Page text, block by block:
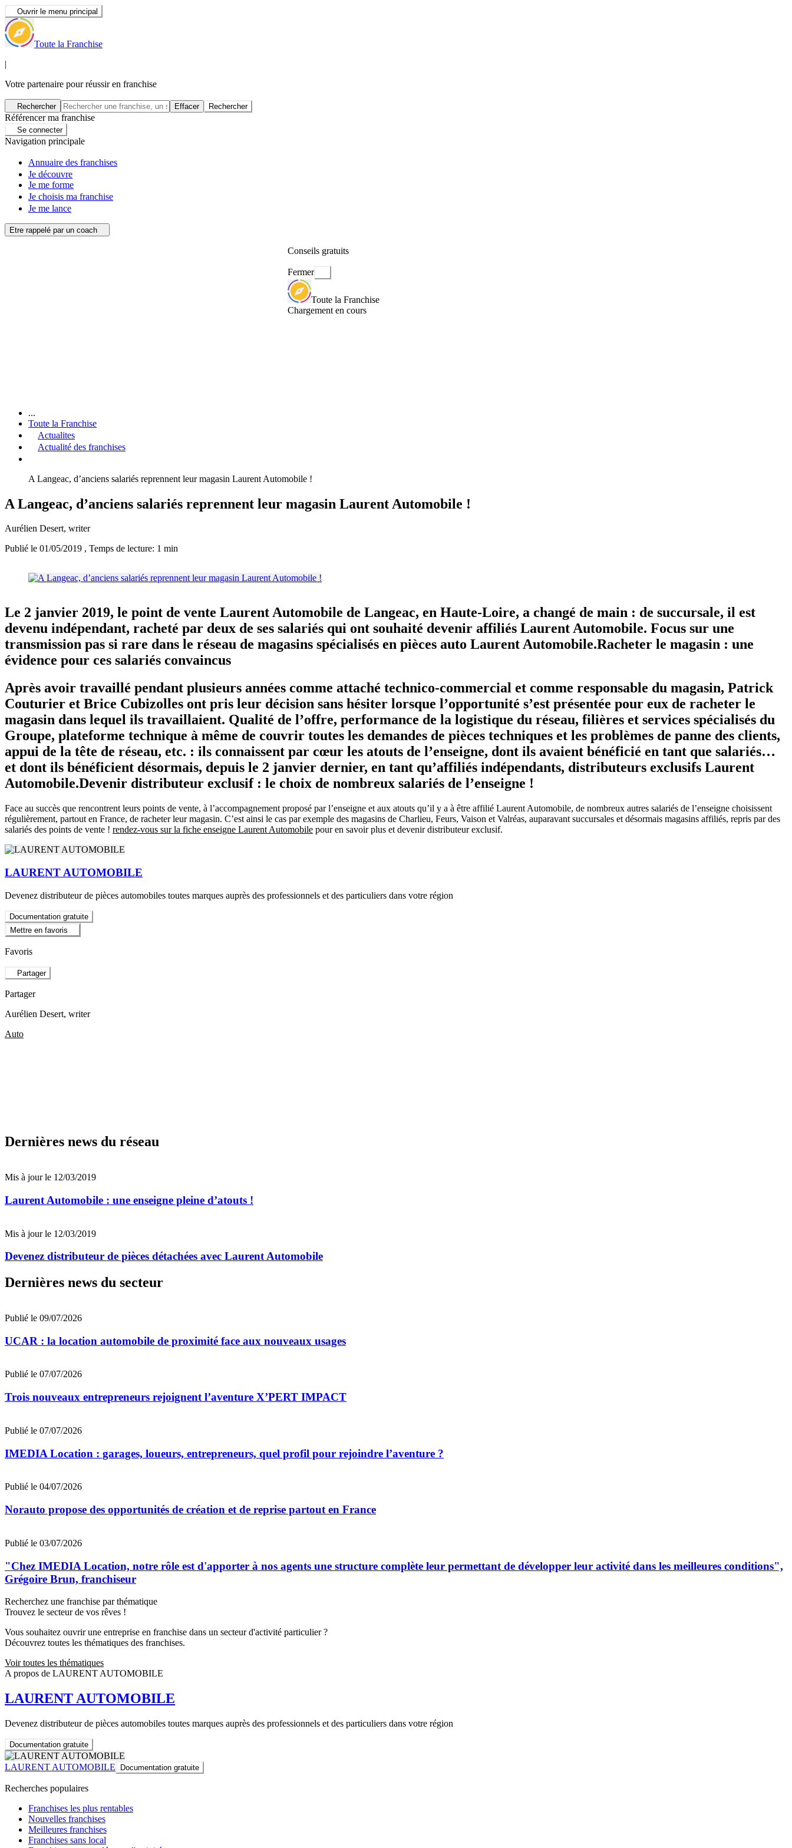
Ouvrir le menu principal
Toute la Franchise
|
Votre partenaire pour réussir en franchise
Rechercher Effacer Rechercher
Référencer ma franchise
Se connecter
Navigation principale
Annuaire des franchises
Je découvre
Je me forme
Je choisis ma franchise
Je me lance
Etre rappelé par un coach
Conseils gratuits
Fermer
Toute la Franchise
Chargement en cours
...
Toute la Franchise
Actualites
Actualité des franchises
A Langeac, d’anciens salariés reprennent leur magasin Laurent Automobile !
A Langeac, d’anciens salariés reprennent leur magasin Laurent Automobile !
Aurélien Desert, writer
Publié le 01/05/2019 , Temps de lecture: 1 min
Le 2 janvier 2019, le point de vente Laurent Automobile de Langeac, en Haute-Loire, a changé de main : de succursale, il est
devenu indépendant, racheté par deux de ses salariés qui ont souhaité devenir affiliés Laurent Automobile. Focus sur une
transmission pas si rare dans le réseau de magasins spécialisés en pièces auto Laurent Automobile.Racheter le magasin : une
évidence pour ces salariés convaincus
Après avoir travaillé pendant plusieurs années comme attaché technico-commercial et comme responsable du magasin, Patrick
Couturier et Brice Cubizolles ont pris leur décision sans hésiter lorsque l’opportunité s’est présentée pour eux de racheter le
magasin dans lequel ils travaillaient. Qualité de l’offre, performance de la logistique du réseau, filières et services spécialisés du
Groupe, plateforme technique à même de couvrir toutes les demandes de pièces techniques et les problèmes de panne des clients,
appui de la tête de réseau, etc. : ils connaissent par cœur les atouts de l’enseigne, dont ils avaient bénéficié en tant que salariés…
et dont ils bénéficient désormais, depuis le 2 janvier dernier, en tant qu’affiliés indépendants, distributeurs exclusifs Laurent
Automobile.Devenir distributeur exclusif : le choix de nombreux salariés de l’enseigne !
Face au succès que rencontrent leurs points de vente, à l’accompagnement proposé par l’enseigne et aux atouts qu’il y a à être affilié Laurent Automobile, de nombreux autres salariés de l’enseigne choisissent
régulièrement, partout en France, de racheter leur magasin. C’est ainsi le cas par exemple des magasins de Charlieu, Feurs, Vaison et Valréas, auparavant succursales et désormais magasins affiliés, repris par des
salariés des points de vente ! rendez-vous sur la fiche enseigne Laurent Automobile pour en savoir plus et devenir distributeur exclusif.
LAURENT AUTOMOBILE
Devenez distributeur de pièces automobiles toutes marques auprès des professionnels et des particuliers dans votre région
Documentation gratuite
Mettre en favoris
Favoris
Partager
Partager
Aurélien Desert, writer
Auto
Dernières news du réseau
Mis à jour le 12/03/2019
Laurent Automobile : une enseigne pleine d’atouts !
Mis à jour le 12/03/2019
Devenez distributeur de pièces détachées avec Laurent Automobile
Dernières news du secteur
Publié le 09/07/2026
UCAR : la location automobile de proximité face aux nouveaux usages
Publié le 07/07/2026
Trois nouveaux entrepreneurs rejoignent l’aventure X’PERT IMPACT
Publié le 07/07/2026
IMEDIA Location : garages, loueurs, entrepreneurs, quel profil pour rejoindre l’aventure ?
Publié le 04/07/2026
Norauto propose des opportunités de création et de reprise partout en France
Publié le 03/07/2026
"Chez IMEDIA Location, notre rôle est d'apporter à nos agents une structure complète leur permettant de développer leur activité dans les meilleures conditions",
Grégoire Brun, franchiseur
Recherchez une franchise par thématique
Trouvez le secteur de vos rêves !
Vous souhaitez ouvrir une entreprise en franchise dans un secteur d'activité particulier ?
Découvrez toutes les thématiques des franchises.
Voir toutes les thématiques
A propos de LAURENT AUTOMOBILE
LAURENT AUTOMOBILE
Devenez distributeur de pièces automobiles toutes marques auprès des professionnels et des particuliers dans votre région
Documentation gratuite
LAURENT AUTOMOBILE Documentation gratuite
Recherches populaires
Franchises les plus rentables
Nouvelles franchises
Meilleures franchises
Franchises sans local